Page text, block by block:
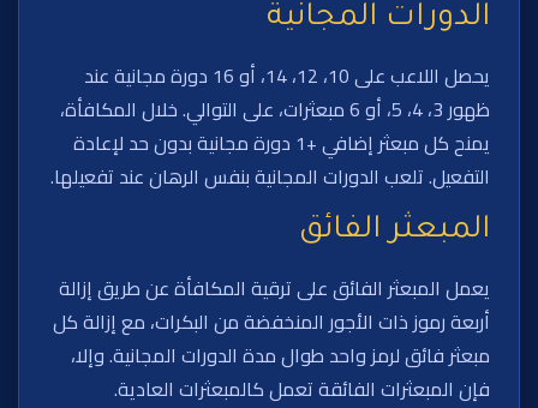
الدورات المجانية
يحصل اللاعب على 10، 12، 14، أو 16 دورة مجانية عند
ظهور 3، 4، 5، أو 6 مبعثرات، على التوالي. خلال المكافأة،
يمنح كل مبعثر إضافي +1 دورة مجانية بدون حد لإعادة
التفعيل. تلعب الدورات المجانية بنفس الرهان عند تفعيلها.
المبعثر الفائق
يعمل المبعثر الفائق على ترقية المكافأة عن طريق إزالة
أربعة رموز ذات الأجور المنخفضة من البكرات، مع إزالة كل
مبعثر فائق لرمز واحد طوال مدة الدورات المجانية. وإلا،
فإن المبعثرات الفائقة تعمل كالمبعثرات العادية.